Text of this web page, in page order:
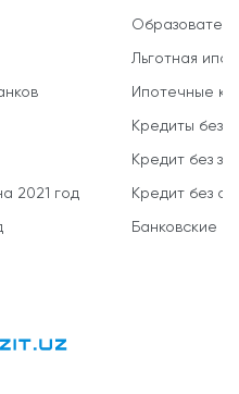
2021 год
Льготная
Ипотечные
Кредиты без
Кредит без
Кредит без
Банковские